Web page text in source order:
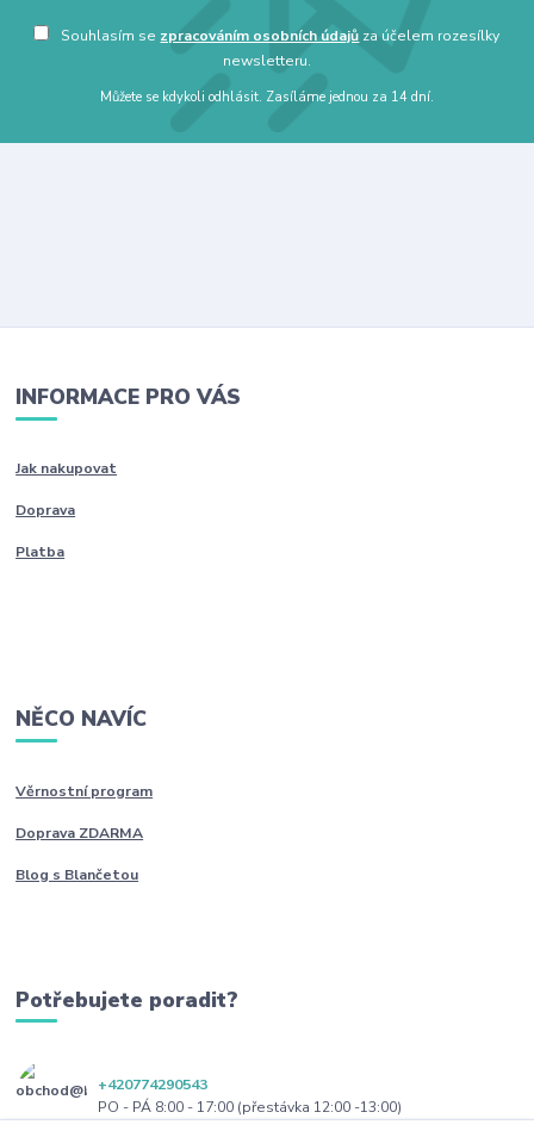
Souhlasím se zpracováním osobních údajů za účelem rozesílky
newsletteru.
Můžete se kdykoli odhlásit. Zasíláme jednou za 14 dní.
INFORMACE PRO VÁS
Jak nakupovat
Doprava
Platba
NĚCO NAVÍC
Věrnostní program
Doprava ZDARMA
Blog s Blančetou
Potřebujete poradit?
+420774290543
PO - PÁ 8:00 - 17:00 (přestávka 12:00 -13:00)